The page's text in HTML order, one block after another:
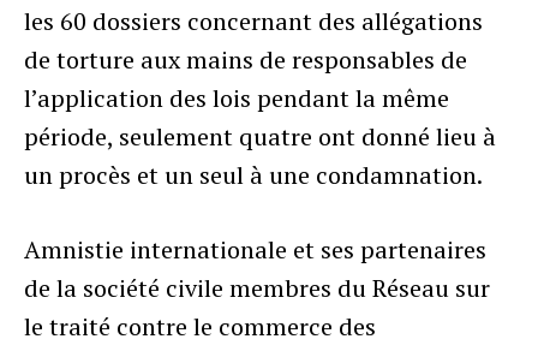
les 60 dossiers concernant des allégations
de torture aux mains de responsables de
l’application des lois pendant la même
période, seulement quatre ont donné lieu à
un procès et un seul à une condamnation.
Amnistie internationale et ses partenaires
de la société civile membres du Réseau sur
le traité contre le commerce des